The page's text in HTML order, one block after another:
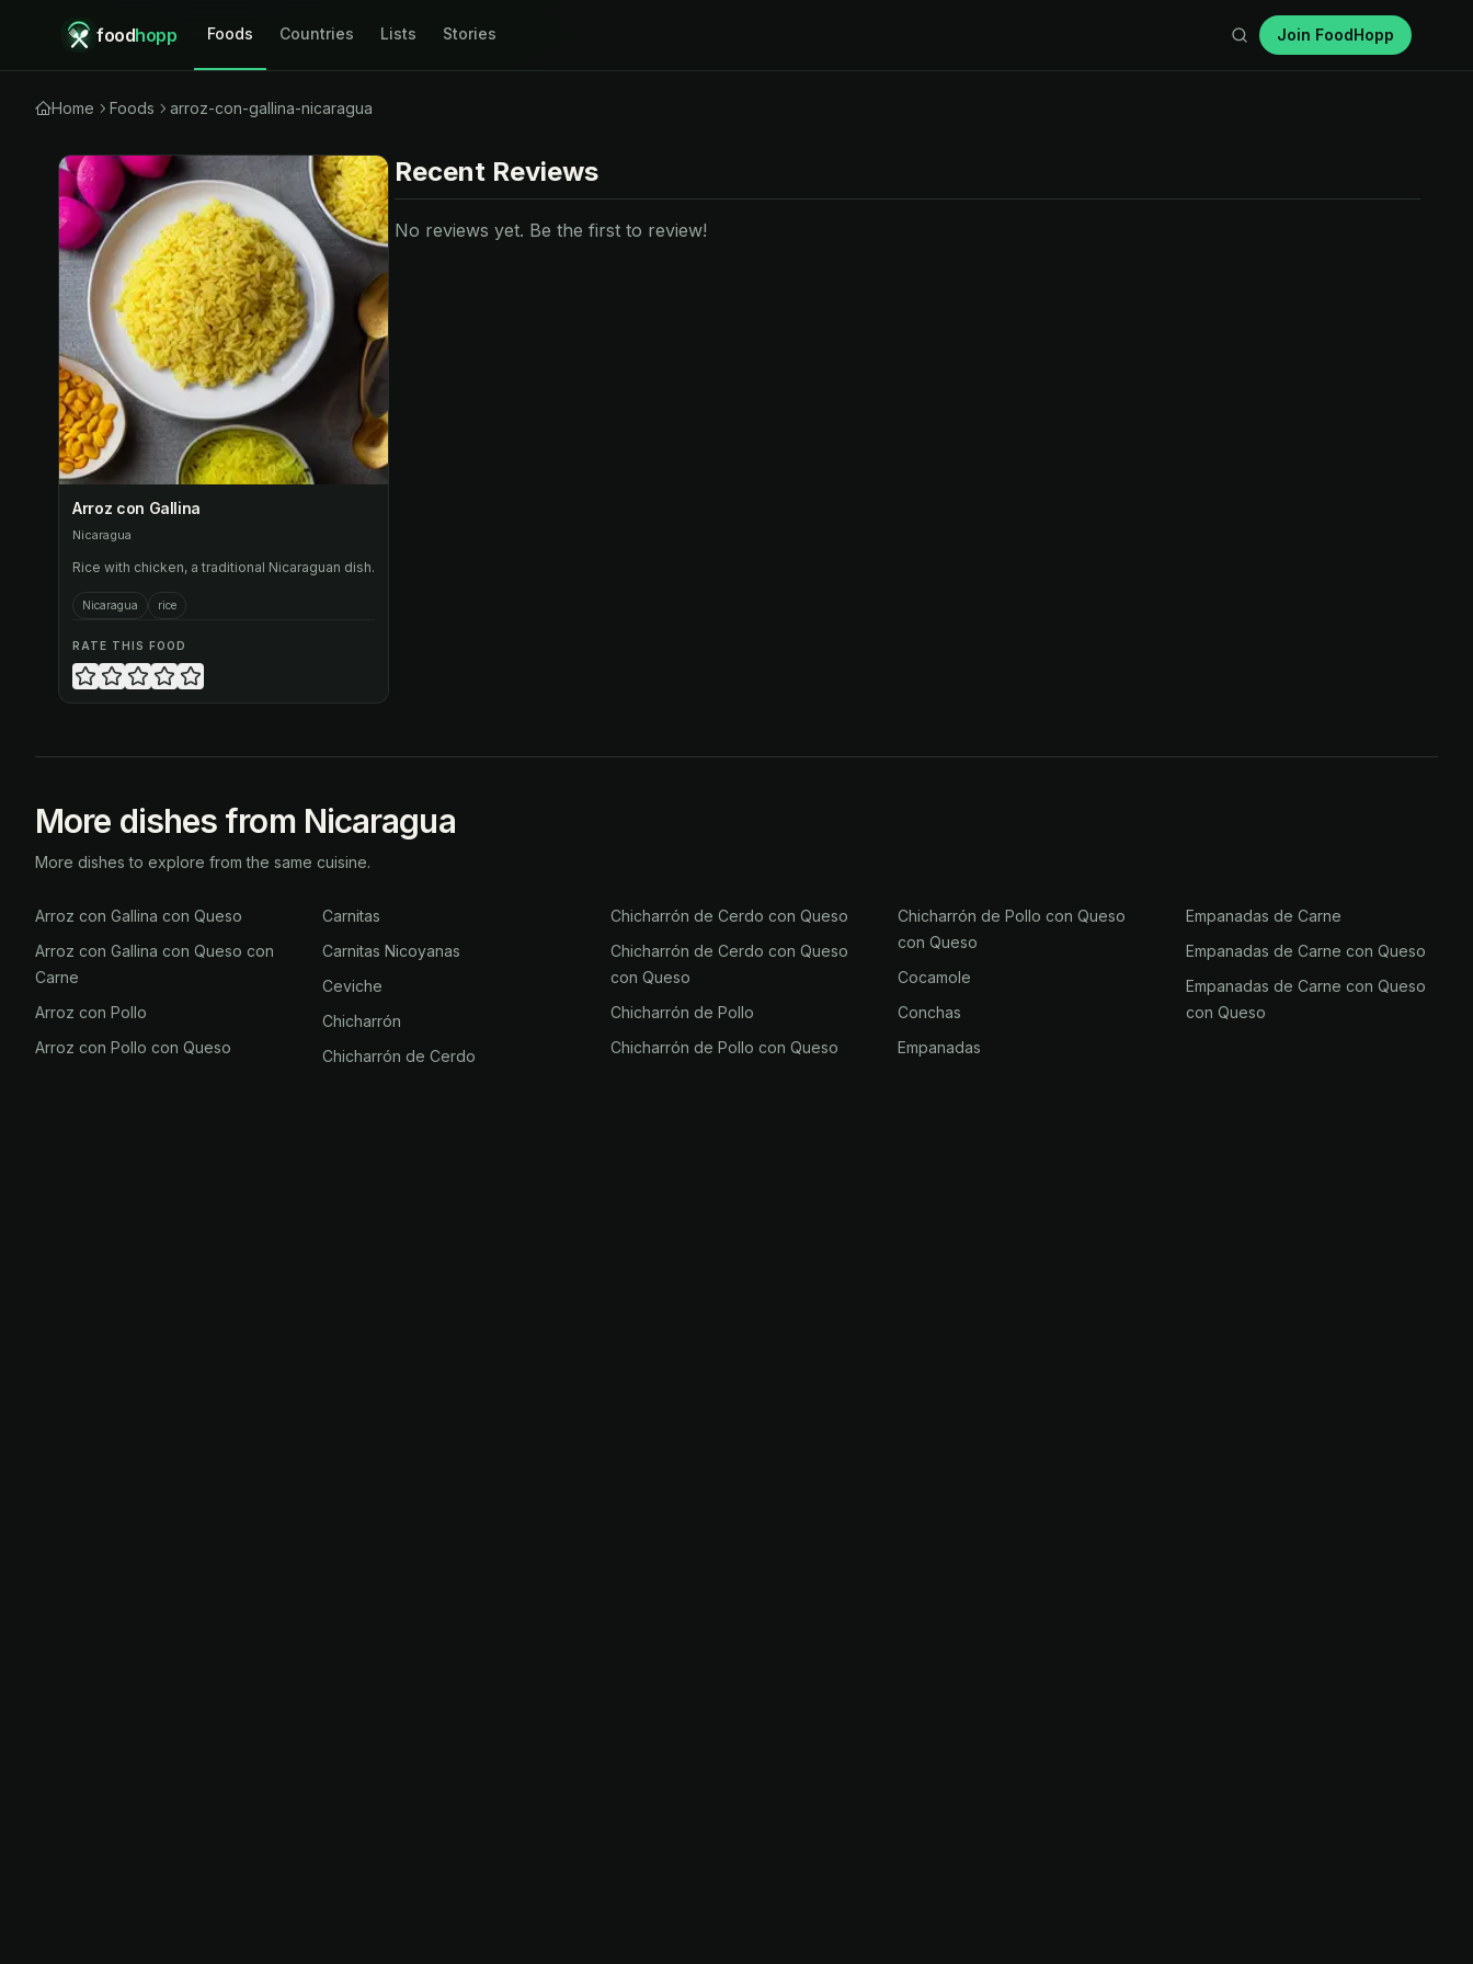
foodhopp Foods Countries Lists Stories Join FoodHopp
Home Foods arroz-con-gallina-nicaragua
Arroz con Gallina
Nicaragua
Rice with chicken, a traditional Nicaraguan dish.
Nicaragua rice
RATE THIS FOOD
Recent Reviews
No reviews yet. Be the first to review!
More dishes from Nicaragua
More dishes to explore from the same cuisine.
Arroz con Gallina con Queso
Arroz con Gallina con Queso con
Carne
Arroz con Pollo
Arroz con Pollo con Queso
Carnitas
Carnitas Nicoyanas
Ceviche
Chicharrón
Chicharrón de Cerdo
Chicharrón de Cerdo con Queso
Chicharrón de Cerdo con Queso
con Queso
Chicharrón de Pollo
Chicharrón de Pollo con Queso
Chicharrón de Pollo con Queso
con Queso
Cocamole
Conchas
Empanadas
Empanadas de Carne
Empanadas de Carne con Queso
Empanadas de Carne con Queso
con Queso